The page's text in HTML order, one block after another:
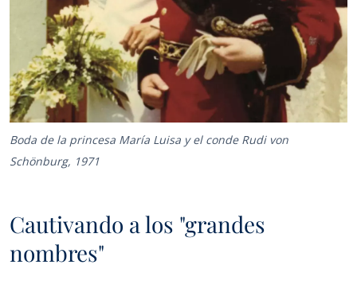
Boda de la princesa María Luisa y el conde Rudi von
Schönburg, 1971
Cautivando a los "grandes
nombres"